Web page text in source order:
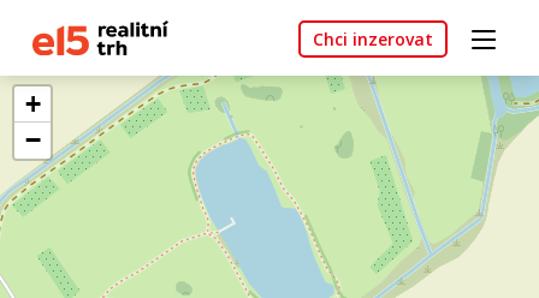
Chci inzerovat
+
−